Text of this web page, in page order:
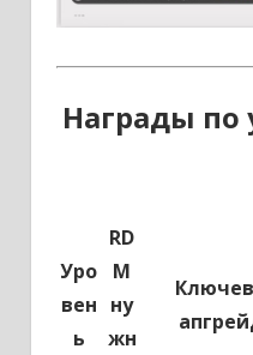
Награды по
Уро
вен
ь
RD
M
ну
жн